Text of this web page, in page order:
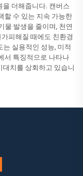
을 더해줍니다. 캔버스
할 수 있는 지속 가능한
물 발생을 줄이며, 천연
피해질 때에도 친환경
실용적인 성능, 미적
서 특징적으로 나타나
치를 상회하고 있습니